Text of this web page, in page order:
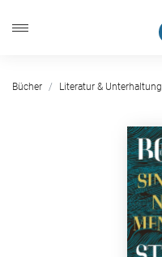
Bücher Literatur & Unterhaltung